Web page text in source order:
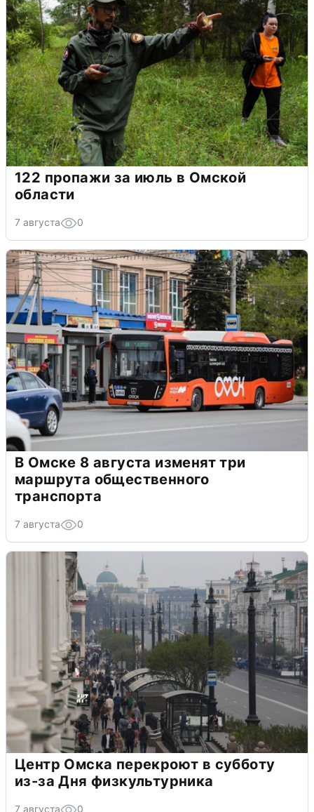
122 пропажи за июль в Омской
области
7 августа 0
В Омске 8 августа изменят три
маршрута общественного
транспорта
7 августа 0
Центр Омска перекроют в субботу
из-за Дня физкультурника
7 августа 0